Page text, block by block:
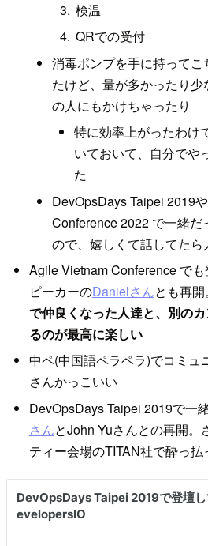
検温
QRでの受付
消毒ポンプを手に持って
たけど、量が多かったり
の人にもかけちゃったり
特に効率上がったわけ
いておいて、自分でや
た
DevOpsDays Taipei 2019
Conference 2022 で一緒だ
ので、嬉しくて話してた
Agile Vietnam Conference で
ピーカーのDanielさんとも再開。
で仲良くなった人達と、別の
るのが最高に楽しい
中ペ(中国語ペラペラ)でコミュ
さんかっこいい
DevOpsDays Taipei 2019で一
さんとJohn Yuさんとの再開。
ティー会場のTITAN社で酔っ